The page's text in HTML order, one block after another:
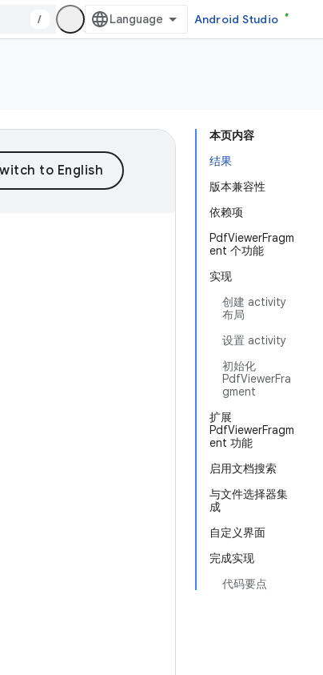
/ Android Studio
本页内容
结果
版本兼容性
依赖项
PdfViewerFragm
ent 个功能
实现
创建 activity
布局
设置 activity
初始化
PdfViewerFra
gment
扩展
PdfViewerFragm
ent 功能
启用文档搜索
与文件选择器集
成
自定义界面
完成实现
代码要点